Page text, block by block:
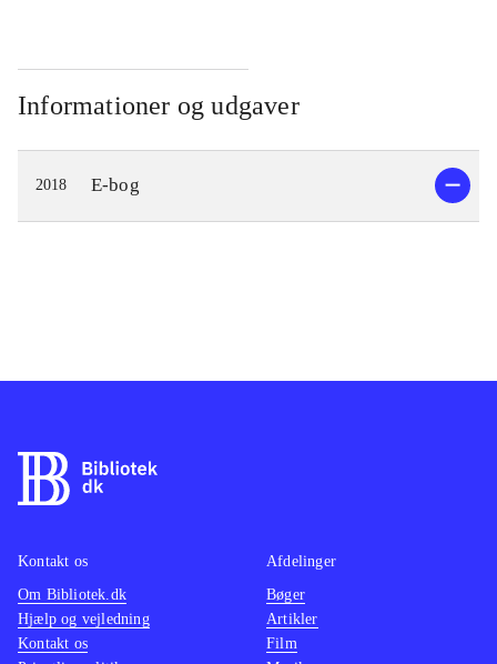
Informationer og udgaver
2018 E-bog
Kontakt os
Om Bibliotek.dk
Hjælp og vejledning
Kontakt os
Afdelinger
Bøger
Artikler
Film